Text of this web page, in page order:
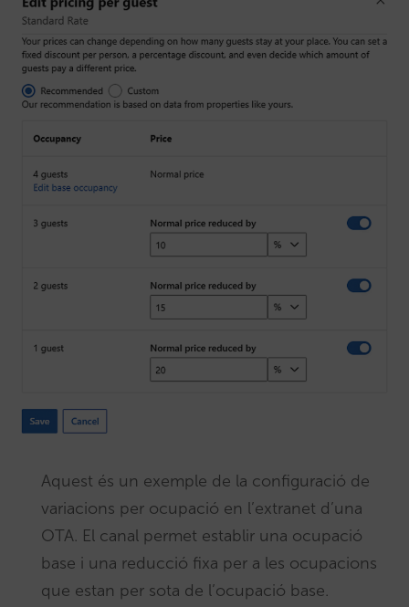
Aquest és un exemple de la configuració de
variacions per ocupació en l’extranet d’una
OTA. El canal permet establir una ocupació
base i una reducció fixa per a les ocupacions
que estan per sota de l’ocupació base.